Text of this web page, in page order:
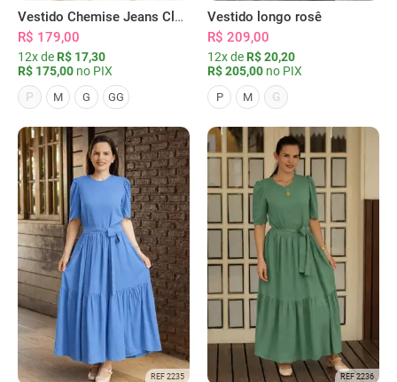
Vestido Chemise Jeans Clássica Serena
R$ 179,00
12x de R$ 17,30
R$ 175,00 no PIX
P
M G GG
Vestido longo rosê
R$ 209,00
12x de R$ 20,20
R$ 205,00 no PIX
P M G
REF 2235 REF 2236